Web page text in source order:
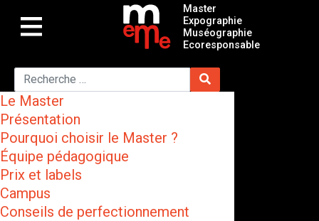
Master
Expographie
Muséographie
Ecoresponsable
Le Master
Présentation
Pourquoi choisir le Master ?
Équipe pédagogique
Prix et labels
Campus
Conseils de perfectionnement